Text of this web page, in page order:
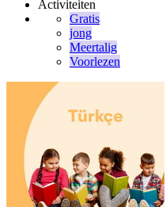
Activiteiten
Gratis
jong
Meertalig
Voorlezen